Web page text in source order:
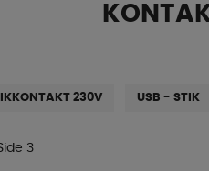
230V USB - STIK
3